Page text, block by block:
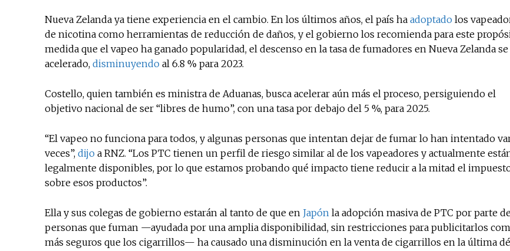
Subscribe to our daily
of vaping and tobacco
Nueva Zelanda ya tiene experiencia en el cambio. En los últimos años, el país ha adoptado los
de nicotina como herramientas de reducción de daños, y el gobierno los recomienda para este
medida que el vapeo ha ganado popularidad, el descenso en la tasa de fumadores en Nueva Zelanda
acelerado, disminuyendo al 6.8 % para 2023.
Costello, quien también es ministra de Aduanas, busca acelerar aún más el proceso, persiguiendo el
objetivo nacional de ser “libres de humo”, con una tasa por debajo del 5 %, para 2025.
“El vapeo no funciona para todos, y algunas personas que intentan dejar de fumar lo han intentado
veces”, dijo a RNZ. “Los PTC tienen un perfil de riesgo similar al de los vapeadores y actualmente
legalmente disponibles, por lo que estamos probando qué impacto tiene reducir a la mitad el
sobre esos productos”.
Ella y sus colegas de gobierno estarán al tanto de que en Japón la adopción masiva de PTC por parte
personas que fuman —ayudada por una amplia disponibilidad, sin restricciones para publicitarlos
más seguros que los cigarrillos— ha causado una disminución en la venta de cigarrillos en la última